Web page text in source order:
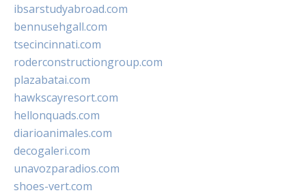
ibsarstudyabroad.com
bennusehgall.com
tsecincinnati.com
roderconstructiongroup.com
plazabatai.com
hawkscayresort.com
hellonquads.com
diarioanimales.com
decogaleri.com
unavozparadios.com
shoes-vert.com